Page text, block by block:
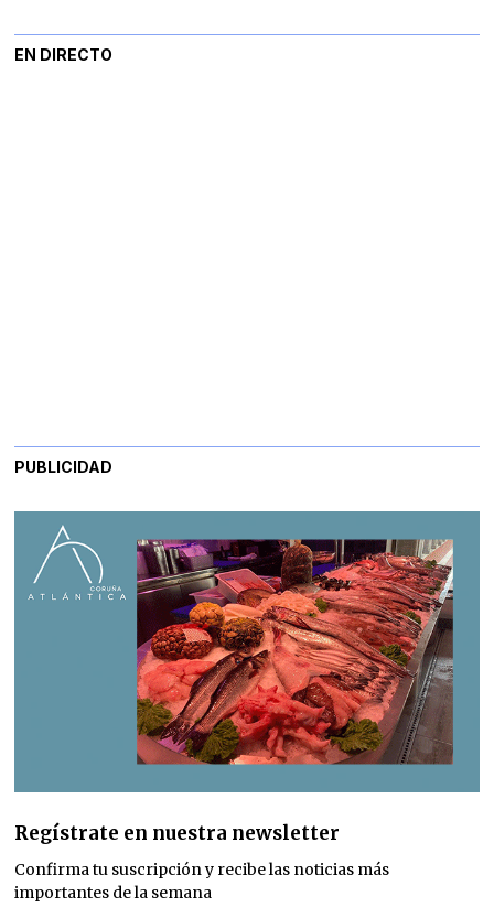
EN DIRECTO
PUBLICIDAD
Regístrate en nuestra newsletter
Confirma tu suscripción y recibe las noticias más
importantes de la semana